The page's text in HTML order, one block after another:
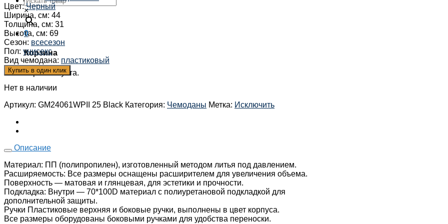
×
0
Корзина
Корзина пуста.
Цвет:Черный
Ширина, см: 44
Толщина, см: 31
Высота, см: 69
Сезон: всесезон
Пол: унисекс
Вид чемодана: пластиковый
Купить в один клик
Нет в наличии
Артикул: GM24061WPII 25 Black Категория: Чемоданы Метка: Исключить
Описание
Материал: ПП (полипропилен), изготовленный методом литья под давлением.
Расширяемость: Все размеры оснащены расширителем для увеличения объема.
Поверхность — матовая и глянцевая, для эстетики и прочности.
Подкладка: Внутри — 70*100D материал с полиуретановой подкладкой для
дополнительной защиты.
Ручки Пластиковые верхняя и боковые ручки, выполнены в цвет корпуса.
Все размеры оборудованы боковыми ручками для удобства переноски.